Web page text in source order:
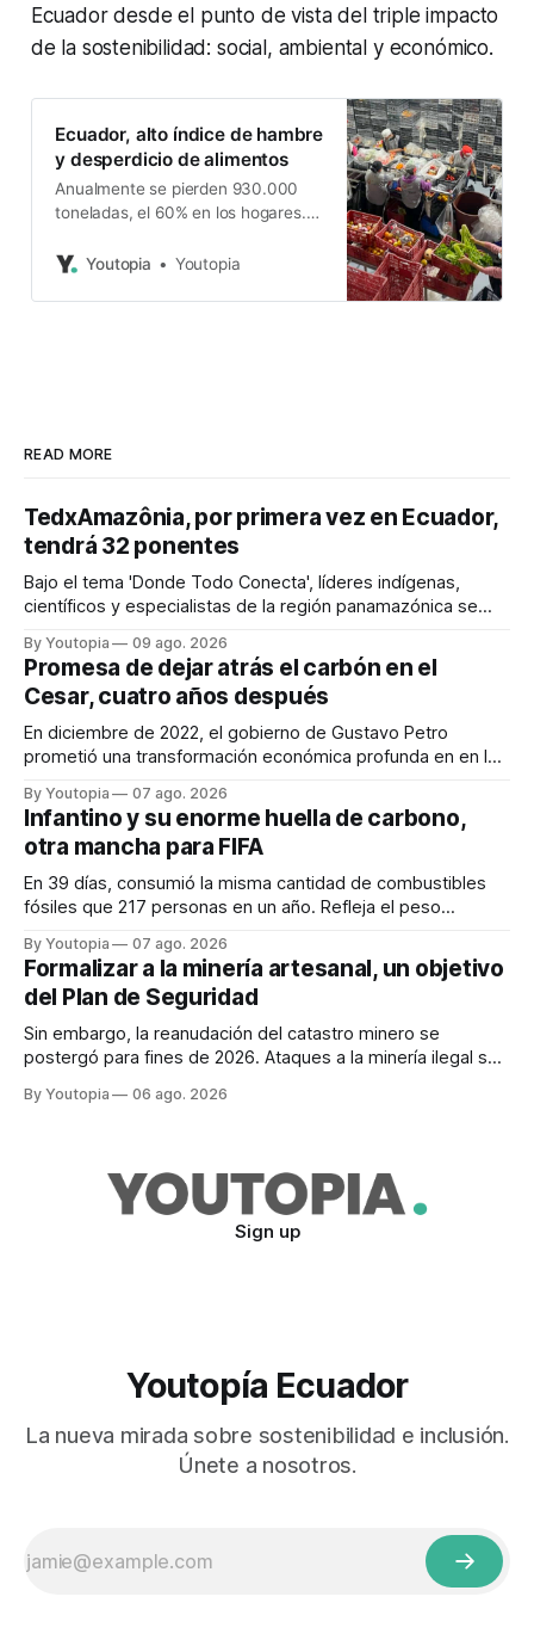
Ecuador desde el punto de vista del triple impacto
de la sostenibilidad: social, ambiental y económico.
Ecuador, alto índice de hambre
y desperdicio de alimentos
Anualmente se pierden 930.000
toneladas, el 60% en los hogares.
Banco de Alimentos de Quito, pero
Youtopia Youtopia
READ MORE
TedxAmazônia, por primera vez en Ecuador,
tendrá 32 ponentes
Bajo el tema 'Donde Todo Conecta', líderes indígenas,
científicos y especialistas de la región panamazónica se
By Youtopia 09 ago. 2026
Promesa de dejar atrás el carbón en el
Cesar, cuatro años después
En diciembre de 2022, el gobierno de Gustavo Petro
prometió una transformación económica profunda en en la
By Youtopia 07 ago. 2026
Infantino y su enorme huella de carbono,
otra mancha para FIFA
En 39 días, consumió la misma cantidad de combustibles
fósiles que 217 personas en un año. Refleja el peso
By Youtopia 07 ago. 2026
Formalizar a la minería artesanal, un objetivo
del Plan de Seguridad
Sin embargo, la reanudación del catastro minero se
postergó para fines de 2026. Ataques a la minería ilegal se
By Youtopia 06 ago. 2026
Sign up
Youtopía Ecuador
La nueva mirada sobre sostenibilidad e inclusión.
Únete a nosotros.